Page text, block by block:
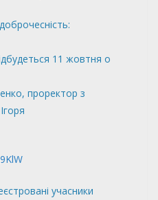
11 жовтня о
проректор з
учасники